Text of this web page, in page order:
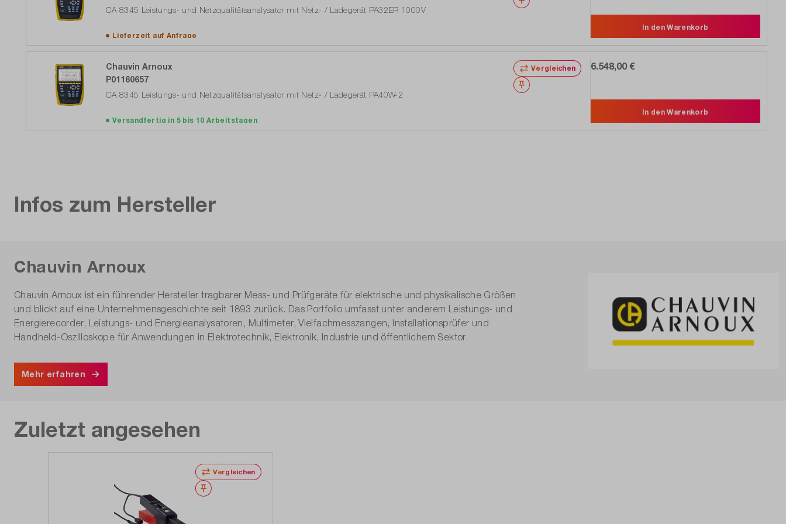
CA 8345 Leistungs- und Netzqualitätsanalysator mit Netz- / Ladegerät PA32ER 1000V
Lieferzeit auf Anfrage
In den Warenkorb
Vergleichen
Merken
Chauvin Arnoux
P01160657
CA 8345 Leistungs- und Netzqualitätsanalysator mit Netz- / Ladegerät PA40W-2
Versandfertig in 5 bis 10 Arbeitstagen
6.548,00 €
In den Warenkorb
Infos zum Hersteller
Chauvin Arnoux
Chauvin Arnoux ist ein führender Hersteller tragbarer Mess- und Prüfgeräte für elektrische und physikalische Größen
und blickt auf eine Unternehmensgeschichte seit 1893 zurück. Das Portfolio umfasst unter anderem Leistungs- und
Energierecorder, Leistungs- und Energieanalysatoren, Multimeter, Vielfachmesszangen, Installationsprüfer und
Handheld-Oszilloskope für Anwendungen in Elektrotechnik, Elektronik, Industrie und öffentlichem Sektor.
Mehr erfahren
Zuletzt angesehen
Vergleichen
Merken